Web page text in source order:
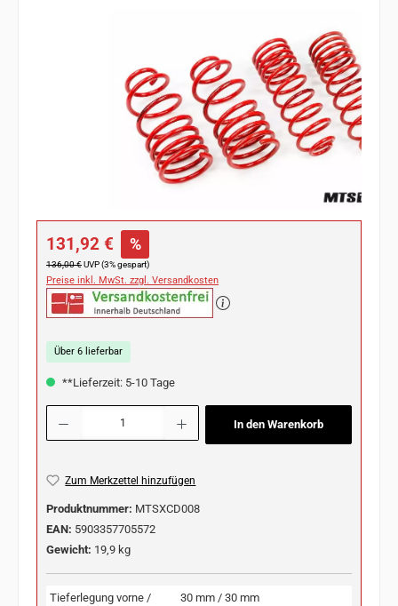
Verkaufspreis:
131,92 € %
Regulärer Preis:
136,00 €UVP (3% gespart)
Preise inkl. MwSt. zzgl. Versandkosten
Über 6 lieferbar
**Lieferzeit: 5-10 Tage
Produkt Anzahl: Gib den gewünschten Wert ein oder benutze die Schaltflächen
In den Warenkorb
Zum Merkzettel hinzufügen
Produktnummer: MTSXCD008
EAN: 5903357705572
Gewicht: 19,9 kg
Tieferlegung vorne /
30 mm / 30 mm